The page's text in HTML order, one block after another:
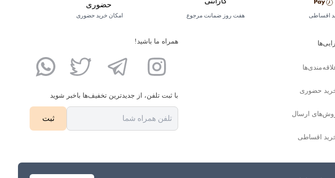
اقساطی هفت روز ضمانت مرجوع امکان خرید حضوری
حضوری
ارسال
اقساطی
همراه ما باشید!
با ثبت تلفن، از جدید‌ترین تخفیف‌ها با‌خبر شوید